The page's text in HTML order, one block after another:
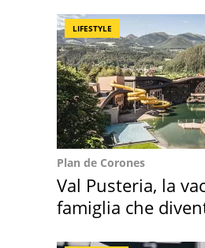
LIFESTYLE
Plan de Corones
Val Pusteria, la
famiglia che